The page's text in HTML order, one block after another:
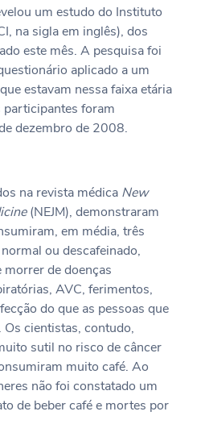
um estudo do Instituto
na sigla em inglês), dos
este mês. A pesquisa foi
aplicado a um
estavam nessa faixa etária
foram
dezembro de 2008.
na revista médica New
(NEJM), demonstraram
em média, três
ou descafeinado,
de doenças
AVC, ferimentos,
do que as pessoas que
cientistas, contudo,
sutil no risco de câncer
muito café. Ao
não foi constatado um
de beber café e mortes por